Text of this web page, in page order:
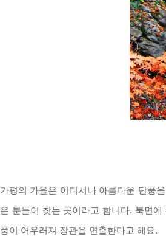
가평의 가을은 어디서나 아름다운 단풍
은 분들이 찾는 곳이라고 합니다. 북면에
풍이 어우러져 장관을 연출한다고 해요.